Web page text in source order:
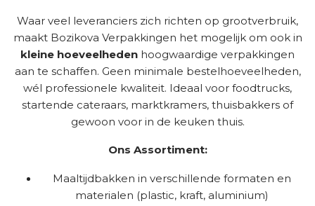
Waar veel leveranciers zich richten op grootverbruik,
maakt Bozikova Verpakkingen het mogelijk om ook in
kleine hoeveelheden hoogwaardige verpakkingen
aan te schaffen. Geen minimale bestelhoeveelheden,
wél professionele kwaliteit. Ideaal voor foodtrucks,
startende cateraars, marktkramers, thuisbakkers of
gewoon voor in de keuken thuis.
Ons Assortiment:
Maaltijdbakken in verschillende formaten en
materialen (plastic, kraft, aluminium)